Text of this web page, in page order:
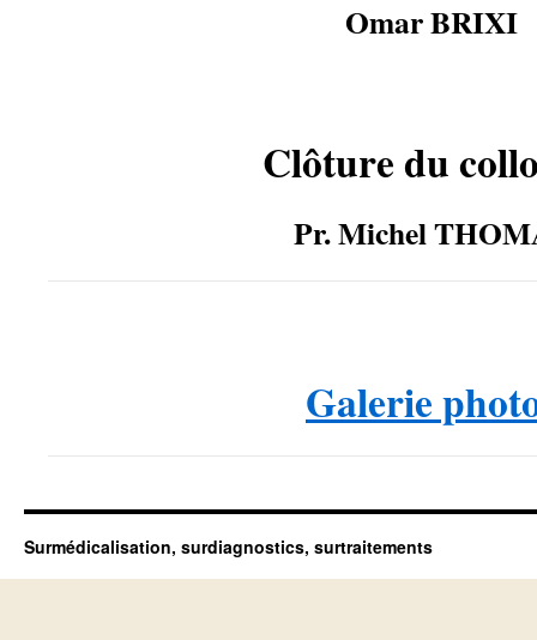
Omar BRIXI
Clôture du
Pr. Michel
Galerie
Surmédicalisation, surdiagnostics, surtraitements